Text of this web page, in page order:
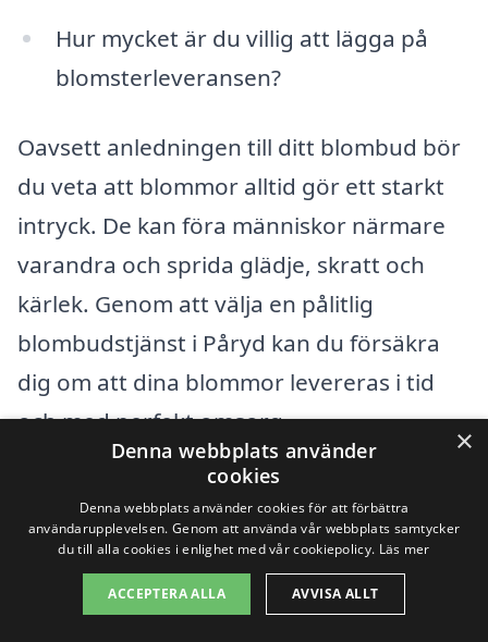
Hur mycket är du villig att lägga på
blomsterleveransen?
Oavsett anledningen till ditt blombud bör
du veta att blommor alltid gör ett starkt
intryck. De kan föra människor närmare
varandra och sprida glädje, skratt och
kärlek. Genom att välja en pålitlig
blombudstjänst i Påryd kan du försäkra
dig om att dina blommor levereras i tid
och med perfekt omsorg.
Så nästa gång du tänker på att skicka
blommor, tveka inte att utforska vad
blombud i Påryd har att erbjuda. Du
kommer att upptäcka en värld av färger,
×
Denna webbplats använder
cookies
Denna webbplats använder cookies för att förbättra
användarupplevelsen. Genom att använda vår webbplats samtycker
du till alla cookies i enlighet med vår cookiepolicy. Läs mer
ACCEPTERA ALLA AVVISA ALLT